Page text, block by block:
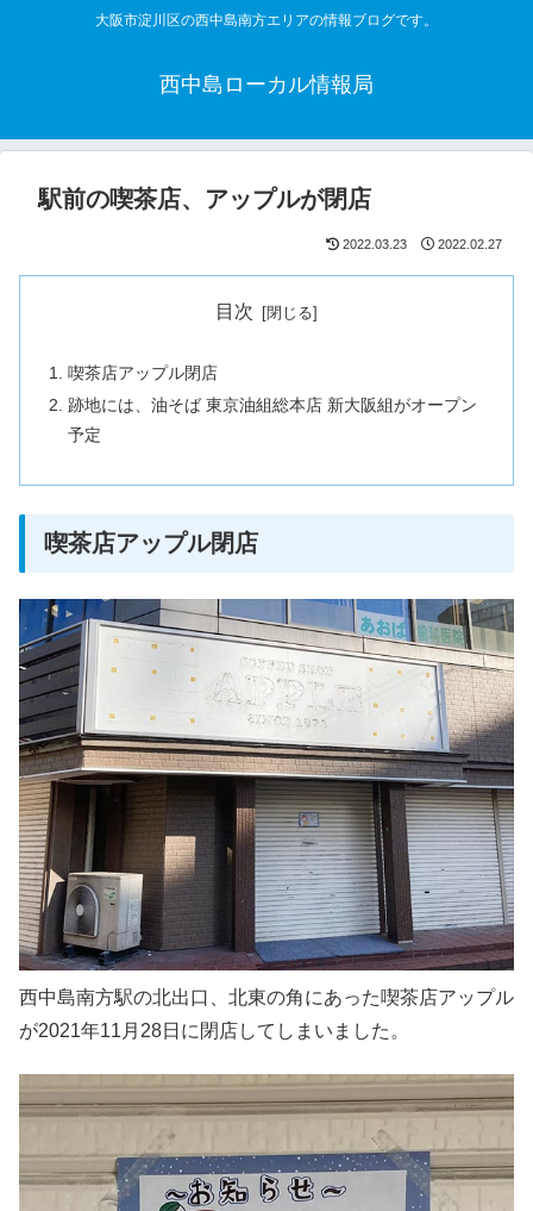
大阪市淀川区の西中島南方エリアの情報ブログです。
西中島ローカル情報局
駅前の喫茶店、アップルが閉店
2022.03.23 2022.02.27
目次
喫茶店アップル閉店
跡地には、油そば 東京油組総本店 新大阪組がオープン
予定
喫茶店アップル閉店
西中島南方駅の北出口、北東の角にあった喫茶店アップル
が2021年11月28日に閉店してしまいました。